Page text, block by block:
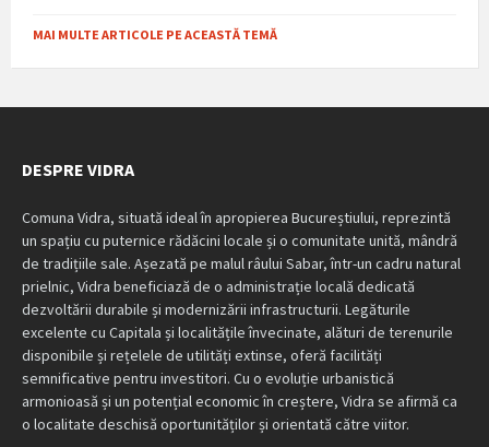
MAI MULTE ARTICOLE PE ACEASTĂ TEMĂ
DESPRE VIDRA
Comuna Vidra, situată ideal în apropierea Bucureștiului, reprezintă
un spațiu cu puternice rădăcini locale și o comunitate unită, mândră
de tradițiile sale. Așezată pe malul râului Sabar, într-un cadru natural
prielnic, Vidra beneficiază de o administrație locală dedicată
dezvoltării durabile și modernizării infrastructurii. Legăturile
excelente cu Capitala și localitățile învecinate, alături de terenurile
disponibile și rețelele de utilități extinse, oferă facilități
semnificative pentru investitori. Cu o evoluție urbanistică
armonioasă și un potențial economic în creștere, Vidra se afirmă ca
o localitate deschisă oportunităților și orientată către viitor.